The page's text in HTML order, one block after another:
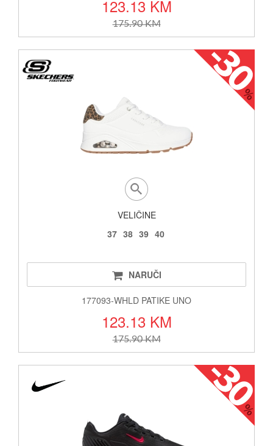
123.13 KM
175.90 KM
VELIČINE
37 38 39 40
NARUČI
177093-WHLD PATIKE UNO
123.13 KM
175.90 KM